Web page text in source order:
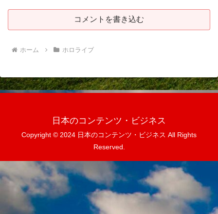
コメントを書き込む
ホーム ホロライブ
日本のコンテンツ・ビジネス
Copyright © 2024 日本のコンテンツ・ビジネス All Rights
Reserved.